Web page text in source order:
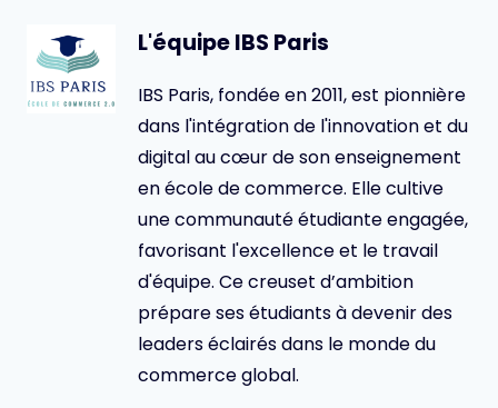
L'équipe IBS Paris
IBS Paris, fondée en 2011, est pionnière
dans l'intégration de l'innovation et du
digital au cœur de son enseignement
en école de commerce. Elle cultive
une communauté étudiante engagée,
favorisant l'excellence et le travail
d'équipe. Ce creuset d’ambition
prépare ses étudiants à devenir des
leaders éclairés dans le monde du
commerce global.